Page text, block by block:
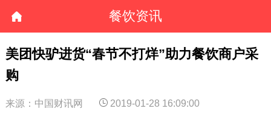
餐饮资讯
美团快驴进货“春节不打烊”助力餐饮商户采
购
来源：中国财讯网 2019-01-28 16:09:00